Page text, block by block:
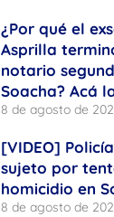
¿Por qué el
Asprilla
notario
Soacha? Acá
8 de agosto de
[VIDEO]
sujeto por
homicidio en
8 de agosto de